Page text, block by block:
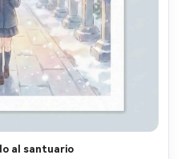
al santuario